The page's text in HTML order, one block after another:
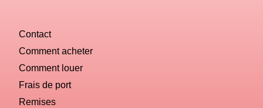
Contact
Comment acheter
Comment louer
Frais de port
Remises